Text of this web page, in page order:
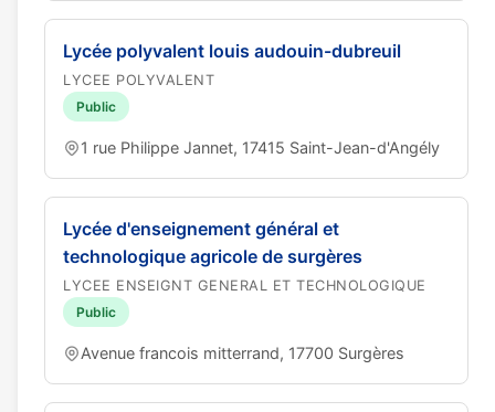
Lycée polyvalent louis audouin-dubreuil
LYCEE POLYVALENT
Public
1 rue Philippe Jannet, 17415 Saint-Jean-d'Angély
Lycée d'enseignement général et
technologique agricole de surgères
LYCEE ENSEIGNT GENERAL ET TECHNOLOGIQUE
Public
Avenue francois mitterrand, 17700 Surgères